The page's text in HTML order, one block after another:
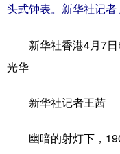
广东 广
陕西
新疆 内
头式钟表。新华社记者
新华社香港4月7日
光华
新华社记者王茜
幽暗的射灯下，